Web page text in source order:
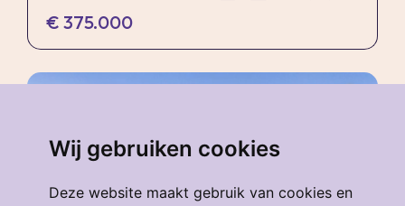
Wij gebruiken cookies
Deze website maakt gebruik van cookies en
€ 375.000